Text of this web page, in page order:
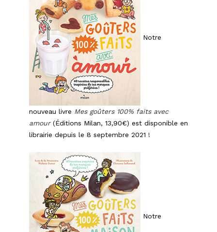
Notre
nouveau livre Mes goûters 100% faits avec
amour(Éditions Milan, 13,90€) est disponible en
librairie depuis le 8 septembre 2021 !
Notre